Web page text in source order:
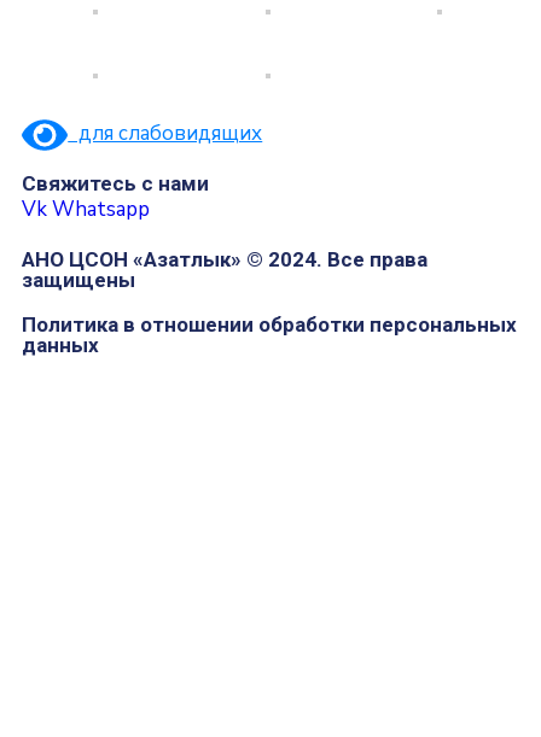
для слабовидящих
Свяжитесь с нами
VkWhatsapp
АНО ЦСОН «Азатлык» © 2024. Все права
защищены
Политика в отношении обработки персональных
данных